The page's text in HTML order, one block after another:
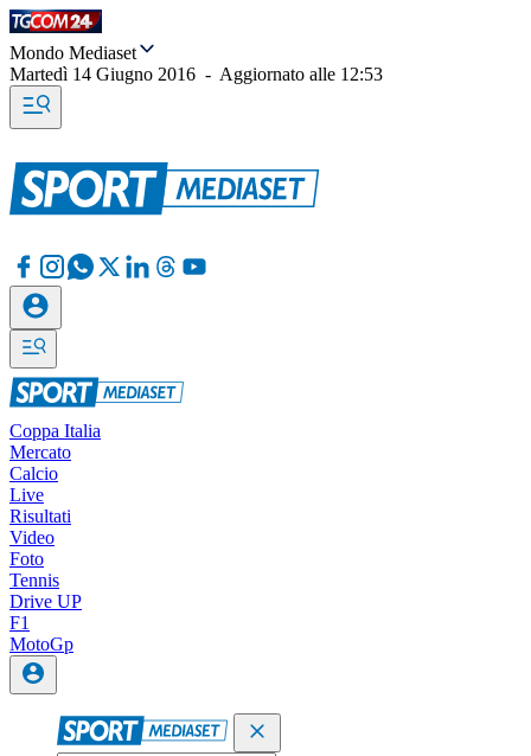
Mondo Mediaset
Martedì 14 Giugno 2016 - Aggiornato alle 12:53
Coppa Italia
Mercato
Calcio
Live
Risultati
Video
Foto
Tennis
Drive UP
F1
MotoGp